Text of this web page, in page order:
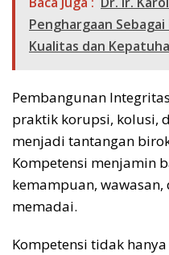
Penghargaan
Kualitas dan
Pembangunan
praktik korupsi, kolusi,
menjadi tantangan
Kompetensi menjamin
kemampuan,
memadai.
Kompetensi tidak